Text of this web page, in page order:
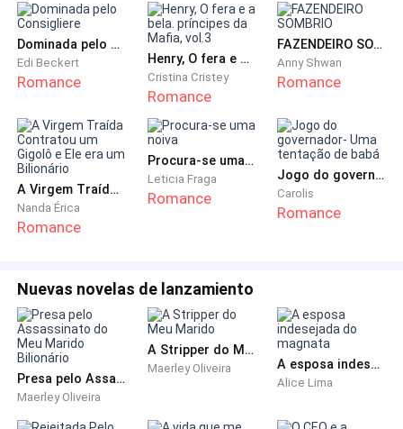
— Você matou sua mãe! — ele exclama, dessa vez
com a voz mais fraca, quando um chute acerta
minhas costas.
A dor some por um momento. Apenas a física, pois as
palavras dele machucam mais do que qualquer soco.
Porque, no fundo, por mais absurdo que possa
parecer, uma parte de mim ainda acredita que é
verdade.
Quando finalmente ouço seus passos se afastando, o
silêncio que sobra é tão cruel quanto os golpes. A dor
me invade novamente e, por um momento, acho que
acabou. Minhas lágrimas se misturam ao sangue
escorrendo no canto da minha boca enquanto tento
entender o que acabou de acontecer.
Dominada pelo Consigliere
Edi Beckert
Romance
Henry, O fera e a bela. príncipes da Mafia, vol.3
Cristina Cristey
Romance
FAZENDEIRO SOMBRIO
Anny Shwan
Romance
A Virgem Traída Contratou um Gigolô e Ele era um Bilionário
Nanda Érica
Romance
Procura-se uma noiva
Leticia Fraga
Romance
Jogo do governador- Uma tentação de babá
Carolis
Romance
Nuevas novelas de lanzamiento
Presa pelo Assassinato do Meu Marido Bilionário
Maerley Oliveira
A Stripper do Meu Marido
Maerley Oliveira A esposa indesejada do magnata
Alice Lima